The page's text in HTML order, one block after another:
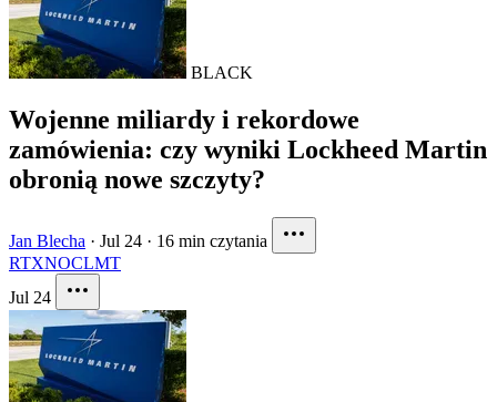
BLACK
Wojenne miliardy i rekordowe
zamówienia: czy wyniki Lockheed Martin
obronią nowe szczyty?
Jan Blecha · Jul 24 · 16 min czytania
RTXNOCLMT
Jul 24